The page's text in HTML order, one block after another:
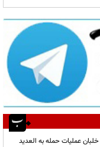
عملیات حمله به العدید